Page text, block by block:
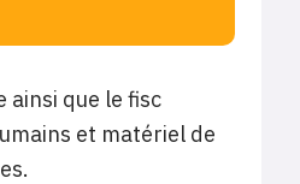
ainsi que le fisc
et matériel de